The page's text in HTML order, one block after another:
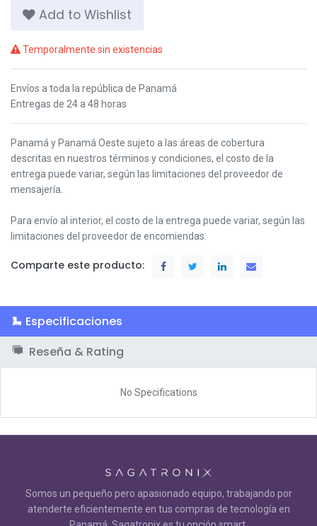
Add to Wishlist
Temporalmente sin existencias
Envíos a toda la república de Panamá
Entregas de 24 a 48 horas
Panamá y Panamá Oeste sujeto a las áreas de cobertura
descritas en nuestros términos y condiciones, el costo de la
entrega puede variar, según las limitaciones del proveedor de
mensajería.
Para envío al interior, el costo de la entrega puede variar, según las
limitaciones del proveedor de encomiendas.
Comparte este producto:
Especificaciones
Reseña & Rating
No Specifications
Somos un pequeño pero apasionado equipo, trabajando por
atenderte eficientemente en tus compras de tecnología en